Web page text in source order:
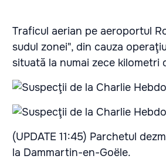
Traficul aerian pe aeroportul
sudul zonei", din cauza
situată la numai zece kilometri
(UPDATE 11:45) Parchetul
la Dammartin-en-Goële.